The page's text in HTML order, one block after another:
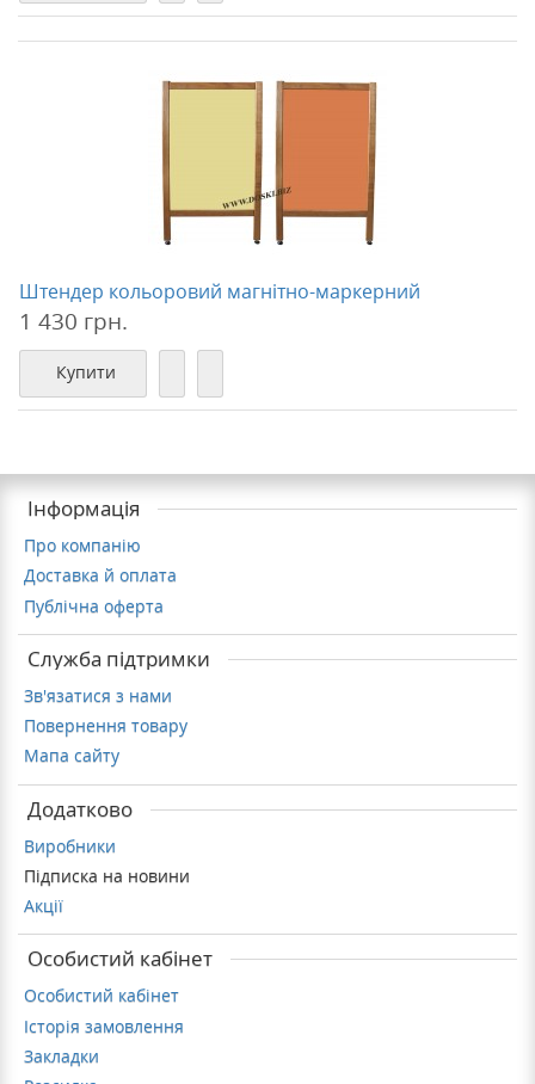
Штендер кольоровий магнітно-маркерний
1 430 грн.
Купити
Інформація
Про компанію
Доставка й оплата
Публічна оферта
Служба підтримки
Зв'язатися з нами
Повернення товару
Мапа сайту
Додатково
Виробники
Підписка на новини
Акції
Особистий кабінет
Особистий кабінет
Історія замовлення
Закладки